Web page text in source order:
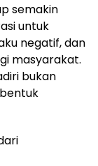
semakin
untuk
negatif, dan
masyarakat.
bukan